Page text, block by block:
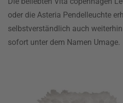
oder die Asteria Pendelleuchte
selbstverständlich auch
sofort unter dem Namen Umage.